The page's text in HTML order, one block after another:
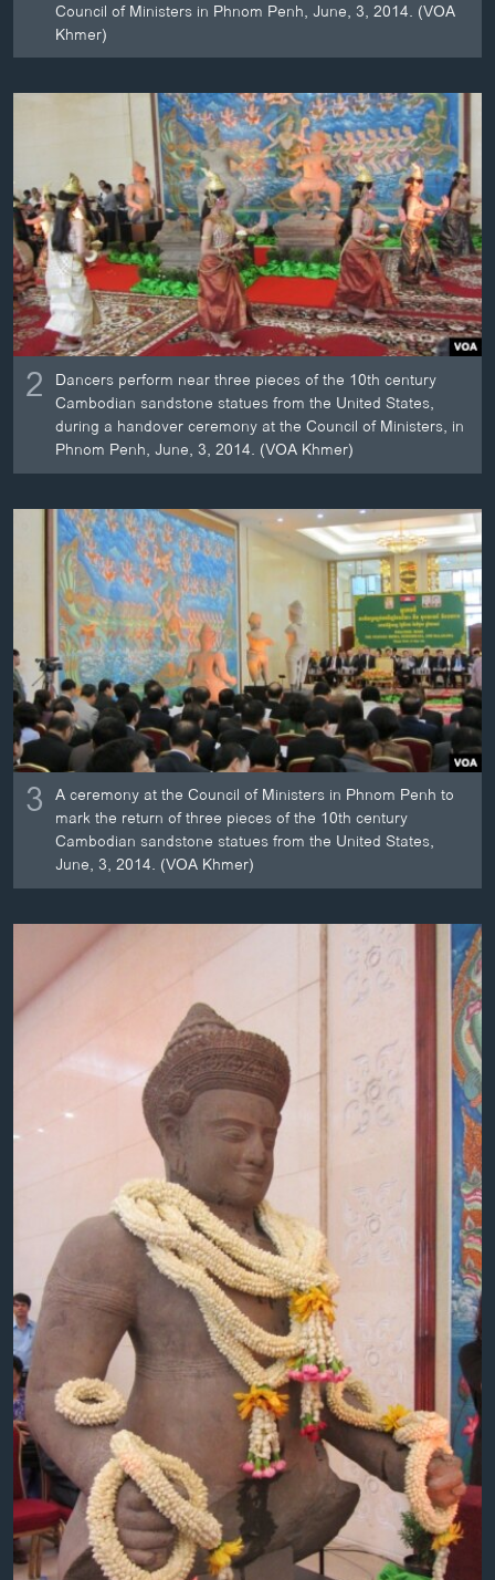
ລາຍງານ
ພາສາຕ່າງໆ
Council of Ministers in Phnom Penh, June, 3, 2014. (VOA
Khmer)
2 Dancers perform near three pieces of the 10th century
Cambodian sandstone statues from the United States,
during a handover ceremony at the Council of Ministers, in
Phnom Penh, June, 3, 2014. (VOA Khmer)
3 A ceremony at the Council of Ministers in Phnom Penh to
mark the return of three pieces of the 10th century
Cambodian sandstone statues from the United States,
June, 3, 2014. (VOA Khmer)